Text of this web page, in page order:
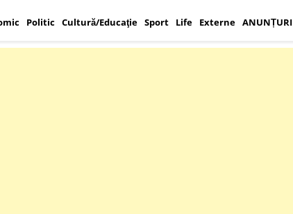
Politic Cultură/Educaţie Sport Life Externe ANUNȚURI